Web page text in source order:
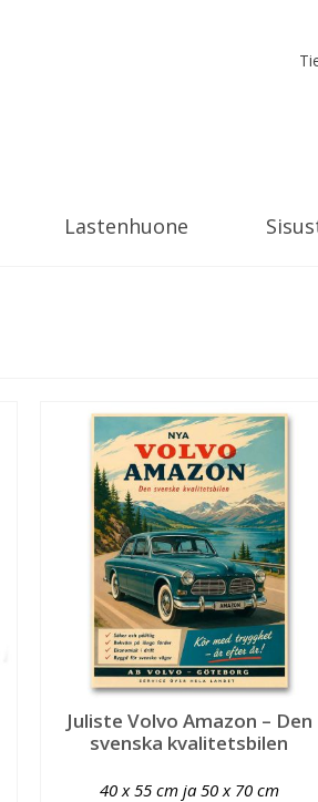
Lastenhuone
Juliste Volvo Amazon – Den
svenska kvalitetsbilen
40 x 55 cm ja 50 x 70 cm